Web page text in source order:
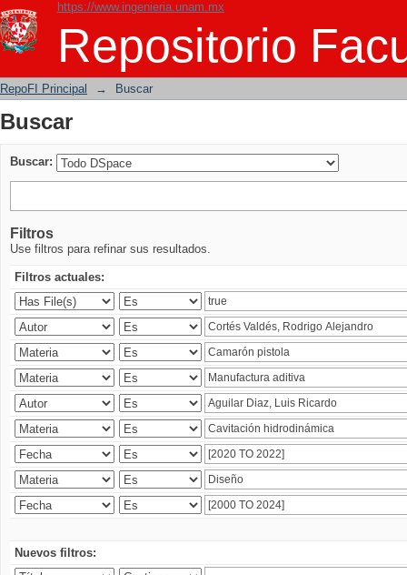
https://www.ingenieria.unam.mx
Repositorio
Buscar
RepoFI Principal → Buscar
Buscar
Buscar:
Filtros
Use filtros para refinar sus resultados.
Filtros actuales:
Nuevos filtros: